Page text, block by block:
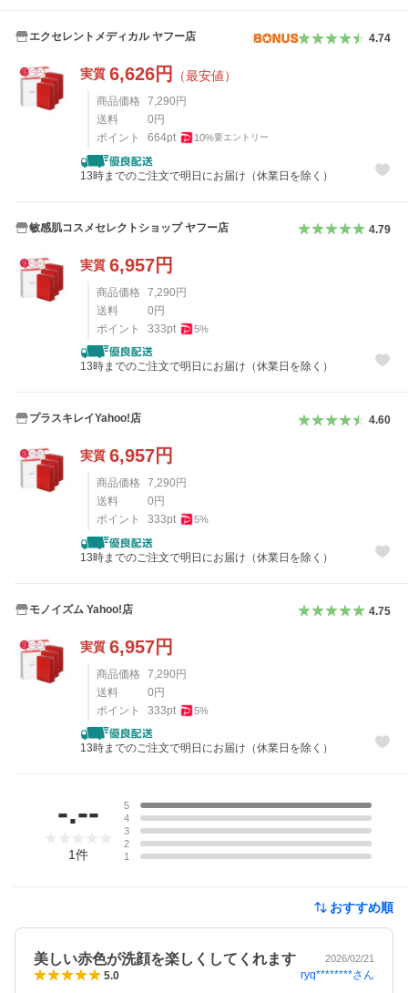
エクセレントメディカル ヤフー店 4.74
実質 6,626円 （最安値）
商品価格 7,290 円
送料
0 円
ポイント
664pt 10%要エントリー
13時までのご注文で明日にお届け（休業日を除く）
敏感肌コスメセレクトショップ ヤフー店 4.79
実質 6,957円
商品価格 7,290円
送料
0円
ポイント
333pt 5%
13時までのご注文で明日にお届け（休業日を除く）
プラスキレイYahoo!店 4.60
実質 6,957円
商品価格 7,290 円
送料
0 円
ポイント
333pt 5%
13時までのご注文で明日にお届け（休業日を除く）
モノイズム Yahoo!店 4.75
実質 6,957円
商品価格 7,290円
送料
0円
ポイント
333pt 5%
13時までのご注文で明日にお届け（休業日を除く）
-.--
1件
5
4
3
2
1
おすすめ順
美しい赤色が洗顔を楽しくしてくれます 2026/02/21
5.0 ryq********さん